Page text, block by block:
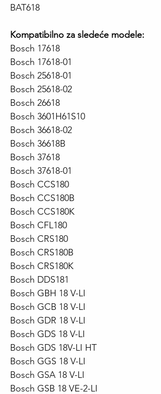
BAT618
Kompatibilno za sledeće modele:
Bosch 17618
Bosch 17618-01
Bosch 25618-01
Bosch 25618-02
Bosch 26618
Bosch 3601H61S10
Bosch 36618-02
Bosch 36618B
Bosch 37618
Bosch 37618-01
Bosch CCS180
Bosch CCS180B
Bosch CCS180K
Bosch CFL180
Bosch CRS180
Bosch CRS180B
Bosch CRS180K
Bosch DDS181
Bosch GBH 18 V-LI
Bosch GCB 18 V-LI
Bosch GDR 18 V-LI
Bosch GDS 18 V-LI
Bosch GDS 18V-LI HT
Bosch GGS 18 V-LI
Bosch GSA 18 V-LI
Bosch GSB 18 VE-2-LI